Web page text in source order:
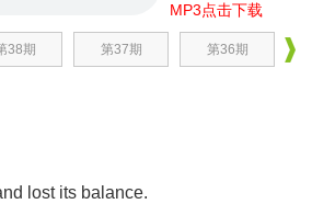
MP3点击下载
38期 第37期 第36期
lost its balance.